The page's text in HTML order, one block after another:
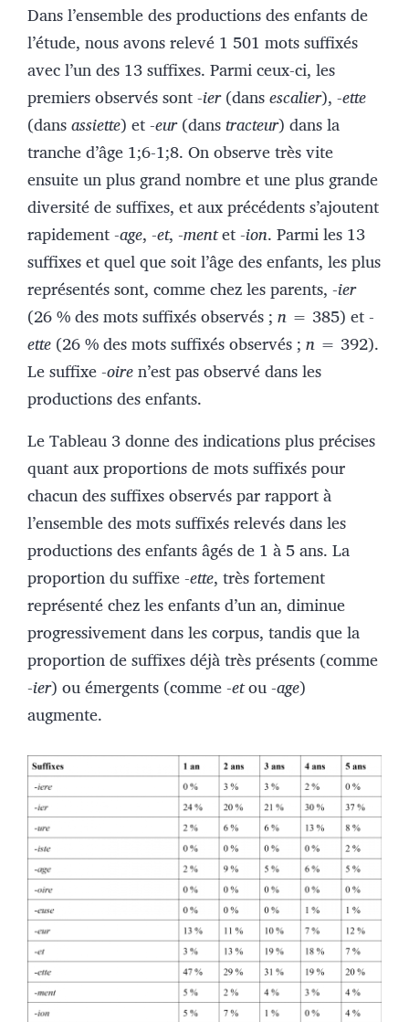
Dans l’ensemble des productions des enfants de
l’étude, nous avons relevé 1 501 mots suffixés
avec l’un des 13 suffixes. Parmi ceux-ci, les
premiers observés sont-ier(dansescalier), -ette
(dansassiette) et -eur(danstracteur) dans la
tranche d’âge 1;6-1;8. On observe très vite
ensuite un plus grand nombre et une plus grande
diversité de suffixes, et aux précédents s’ajoutent
rapidement -age, -et, -mentet -ion. Parmi les 13
suffixes et quel que soit l’âge des enfants, les plus
représentés sont, comme chez les parents, -ier
(26 % des mots suffixés observés ; n = 385) et -
ette (26 % des mots suffixés observés ; n = 392).
Le suffixe -oiren’est pas observé dans les
productions des enfants.
Le Tableau 3 donne des indications plus précises
quant aux proportions de mots suffixés pour
chacun des suffixes observés par rapport à
l’ensemble des mots suffixés relevés dans les
productions des enfants âgés de 1 à 5 ans. La
proportion du suffixe -ette, très fortement
représenté chez les enfants d’un an, diminue
progressivement dans les corpus, tandis que la
proportion de suffixes déjà très présents (comme
-ier) ou émergents (comme -etou -age)
augmente.